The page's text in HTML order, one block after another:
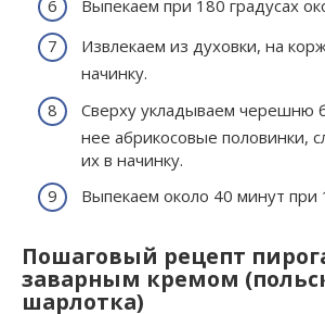
Выпекаем при 180 градусах
Извлекаем из духовки, на
начинку.
Сверху укладываем черешню
нее абрикосовые половинки,
их в начинку.
Выпекаем около 40 минут при
Пошаговый рецепт
заварным кремом
шарлотка)